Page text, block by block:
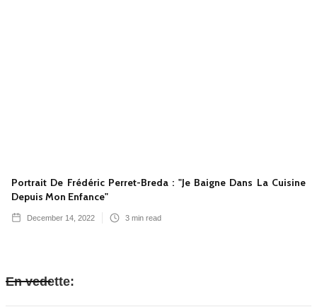
Portrait De Frédéric Perret-Breda : "Je Baigne Dans La Cuisine
Depuis Mon Enfance"
December 14, 2022 3 min read
En vedette: